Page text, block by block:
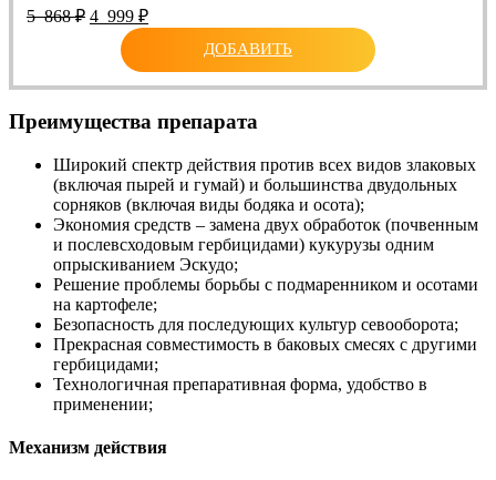
5 868₽ Первоначальная
составляла
868 ₽.
4 999 ₽Текущая
цена:
999 ₽.
ДОБАВИТЬ
Преимущества препарата
Широкий спектр действия против всех видов злаковых
(включая пырей и гумай) и большинства двудольных
сорняков (включая виды бодяка и осота);
Экономия средств – замена двух обработок (почвенным
и послевсходовым гербицидами) кукурузы одним
опрыскиванием Эскудо;
Решение проблемы борьбы с подмаренником и осотами
на картофеле;
Безопасность для последующих культур севооборота;
Прекрасная совместимость в баковых смесях с другими
гербицидами;
Технологичная препаративная форма, удобство в
применении;
Механизм действия